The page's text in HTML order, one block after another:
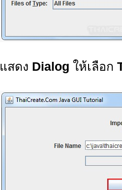
แสดง Dialog ให้เลือก